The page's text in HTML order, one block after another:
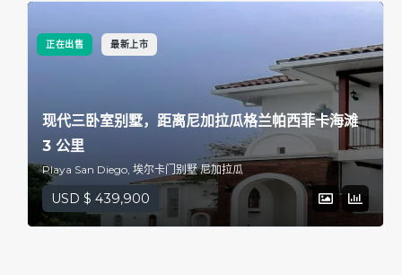
正在出售 最新上市
现代三卧室别墅，距离尼加拉瓜格兰帕西菲卡海滩
3 公里
Playa San Diego, 埃尔卡门别墅 尼加拉瓜
USD $ 439,900